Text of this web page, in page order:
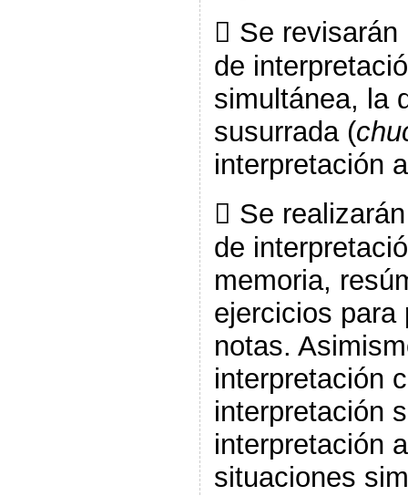
 Se
de
simultánea, la
susurrada (
interpretación
 Se
de
memoria,
ejercicios para
notas.
interpretación
interpretación
interpretación
situaciones